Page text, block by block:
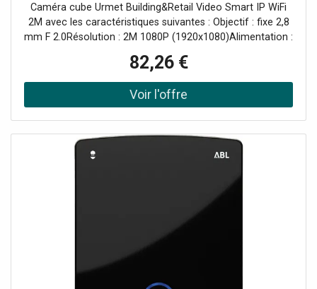
Caméra cube Urmet Building&Retail Video Smart IP WiFi
2M avec les caractéristiques suivantes : Objectif : fixe 2,8
mm F 2.0Résolution : 2M 1080P (1920x1080)Alimentation :
intégrésEmplacement pour carte Micro SD (mémoire non
incluse) Maximum 256 Go Caméra Wifi avec objectif fixe
et résolution 1080p. Compatible avec les équipements
d'enregistrement vidéo HVR et NVR de la série Urmet, la
carte SD (en option) pour une utilisation autonome.
82,26 €